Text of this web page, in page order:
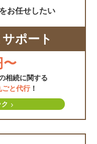
お任せしたい
ポート
〜
相続に関する
ごと代行！